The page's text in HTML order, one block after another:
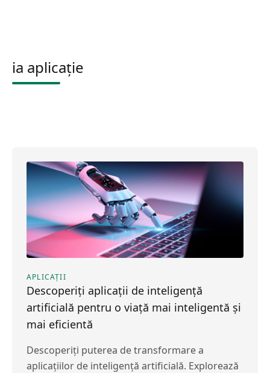
ia aplicație
APLICAȚII
Descoperiți aplicații de inteligență
artificială pentru o viață mai inteligentă și
mai eficientă
Descoperiți puterea de transformare a
aplicațiilor de inteligență artificială. Explorează